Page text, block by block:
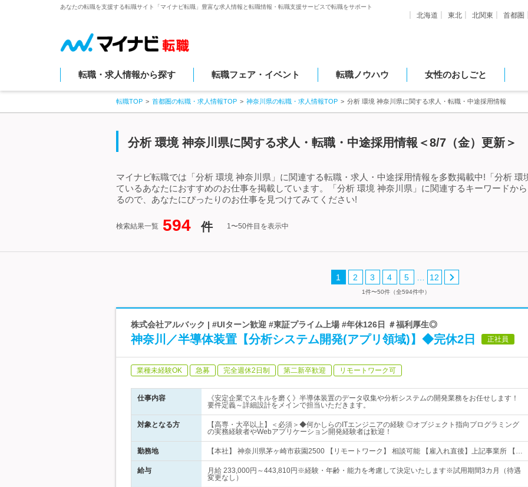
あなたの転職を支援する転職サイト「マイナビ転職」豊富な求人情報と転職情報・転職支援サービスで転職をサポート
北海道 東北 北関東 首都圏
転職・求人情報から探す 転職フェア・イベント 転職ノウハウ 女性のおしごと
転職TOP 首都圏の転職・求人情報TOP 神奈川県の転職・求人情報TOP 分析 環境 神奈川県に関する求人・転職・中途採用情報
分析 環境 神奈川県に関する求人・転職・中途採用情報＜8/7（金）更新＞
マイナビ転職では「分析 環境 神奈川県」に関連する転職・求人・中途採用情報を多数掲載中!「分析
ているあなたにおすすめのお仕事を掲載しています。「分析 環境 神奈川県」に関連するキーワードか
るので、あなたにぴったりのお仕事を見つけてみてください!
検索結果一覧 594 件 1〜50件目を表示中
1 2 3 4 5 12
1件〜50件（全594件中）
株式会社アルバック | #UIターン歓迎 #東証プライム上場 #年休126日 ＃福利厚生◎
神奈川／半導体装置【分析システム開発(アプリ領域)】◆完休2日 正社員
業種未経験OK 急募 完全週休2日制 第二新卒歓迎 リモートワーク可
仕事内容
《安定企業でスキルを磨く》半導体装置のデータ収集や分析システムの開発業務をお任せします！
要件定義～詳細設計をメインで担当いただきます。
対象となる方
【高専・大卒以上】＜必須＞◆何かしらのITエンジニアの経験 ◎オブジェクト指向プログラミング
の実務経験者やWebアプリケーション開発経験者は歓迎！
勤務地 【本社】 神奈川県茅ヶ崎市萩園2500 【リモートワーク】 相談可能 【雇入れ直後】上記事業所 【…
給与
月給 233,000円～443,810円※経験・年齢・能力を考慮して決定いたします※試用期間3カ月（待遇
変更なし）